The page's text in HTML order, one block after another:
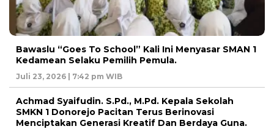
Bawaslu “Goes To School” Kali Ini Menyasar SMAN 1
Kedamean Selaku Pemilih Pemula.
Juli 23, 2026 | 7:42 pm WIB
Achmad Syaifudin. S.Pd., M.Pd. Kepala Sekolah
SMKN 1 Donorejo Pacitan Terus Berinovasi
Menciptakan Generasi Kreatif Dan Berdaya Guna.